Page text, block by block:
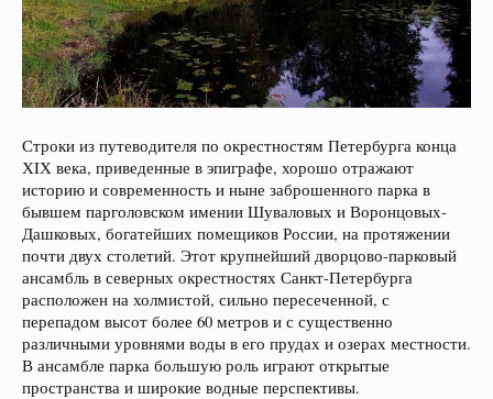
Строки из путеводителя по окрестностям Петербурга конца
ХIХ века, приведенные в эпиграфе, хорошо отражают
историю и современность и ныне заброшенного парка в
бывшем парголовском имении Шуваловых и Воронцовых-
Дашковых, богатейших помещиков России, на протяжении
почти двух столетий. Этот крупнейший дворцово-парковый
ансамбль в северных окрестностях Санкт-Петербурга
расположен на холмистой, сильно пересеченной, с
перепадом высот более 60 метров и с существенно
различными уровнями воды в его прудах и озерах местности.
В ансамбле парка большую роль играют открытые
пространства и широкие водные перспективы.